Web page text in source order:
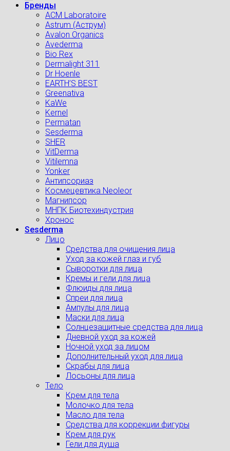
Бренды
ACM Laboratoire
Astrum (Аструм)
Avalon Organics
Avederma
Bio Rex
Dermalight 311
Dr Hoenle
EARTH’S BEST
Greenativa
KaWe
Kernel
Permatan
Sesderma
SHER
VitDerma
Vitilemna
Yonker
Антипсориаз
Космецевтика Neoleor
Магнипсор
МНПК Биотехиндустрия
Хронос
Sesderma
Лицо
Средства для очищения лица
Уход за кожей глаз и губ
Сыворотки для лица
Кремы и гели для лица
Флюиды для лица
Спреи для лица
Ампулы для лица
Маски для лица
Солнцезащитные средства для лица
Дневной уход за кожей
Ночной уход за лицом
Дополнительный уход для лица
Скрабы для лица
Лосьоны для лица
Тело
Крем для тела
Молочко для тела
Масло для тела
Средства для коррекции фигуры
Крем для рук
Гели для душа